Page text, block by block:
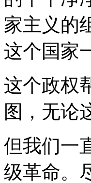
家主义的
这个国家
这个政权
图，无论
但我们一
级革命。